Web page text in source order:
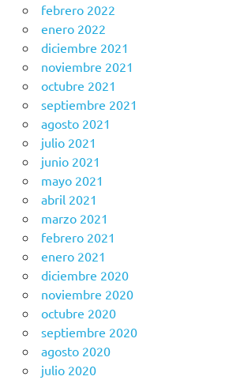
febrero 2022
enero 2022
diciembre 2021
noviembre 2021
octubre 2021
septiembre 2021
agosto 2021
julio 2021
junio 2021
mayo 2021
abril 2021
marzo 2021
febrero 2021
enero 2021
diciembre 2020
noviembre 2020
octubre 2020
septiembre 2020
agosto 2020
julio 2020